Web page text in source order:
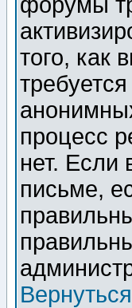
того, как
процесс
нет. Если
письме,